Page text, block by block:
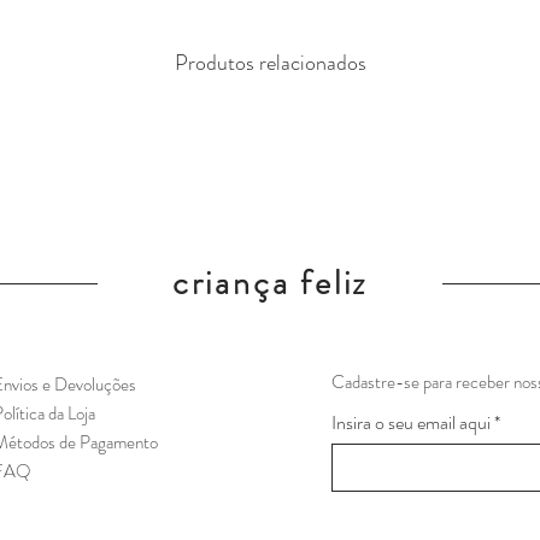
Produtos relacionados
criança feliz
e Devoluções
da Loja
de Pagamento
Cadastre-se para receber
Insira o seu email aqui